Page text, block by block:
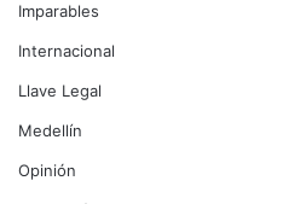
Imparables
Internacional
Llave Legal
Medellín
Opinión